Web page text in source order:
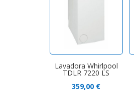
Lavadora Whirlpool
TDLR 7220 LS
359,00 €